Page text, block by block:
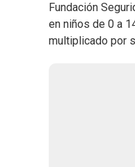
Fundación
en niños de 0 a
multiplicado por